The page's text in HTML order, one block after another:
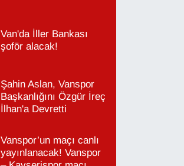
Van'da İller Bankası
şoför alacak!
Şahin Aslan, Vanspor
Başkanlığını Özgür İreç
İlhan'a Devretti
Vanspor’un maçı canlı
yayınlanacak! Vanspor